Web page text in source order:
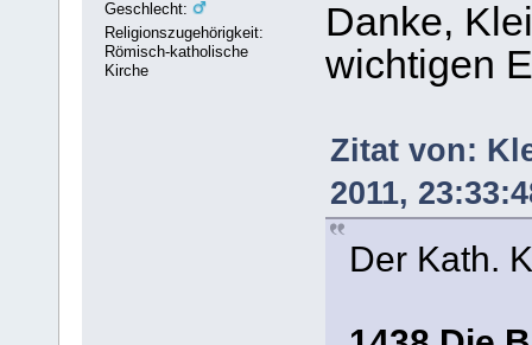
Geschlecht:
Religionszugehörigkeit:
Römisch-katholische
Kirche
Danke,
wichtigen
Zitat von:
2011,
Der Kath.